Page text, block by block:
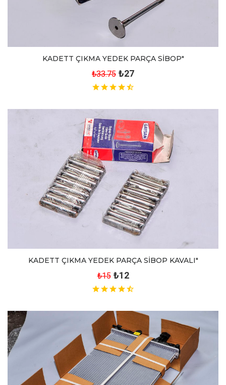
KADETT ÇIKMA YEDEK PARÇA SİBOP"
₺33.75 ₺27
KADETT ÇIKMA YEDEK PARÇA SİBOP KAVALI"
₺15 ₺12